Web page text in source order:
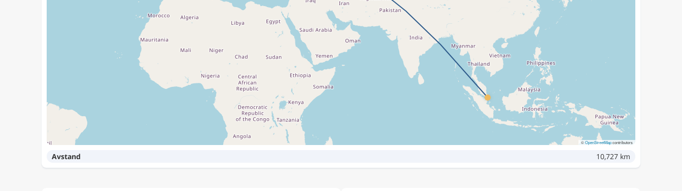
©OpenStreetMapcontributors
Avstand 10,727 km